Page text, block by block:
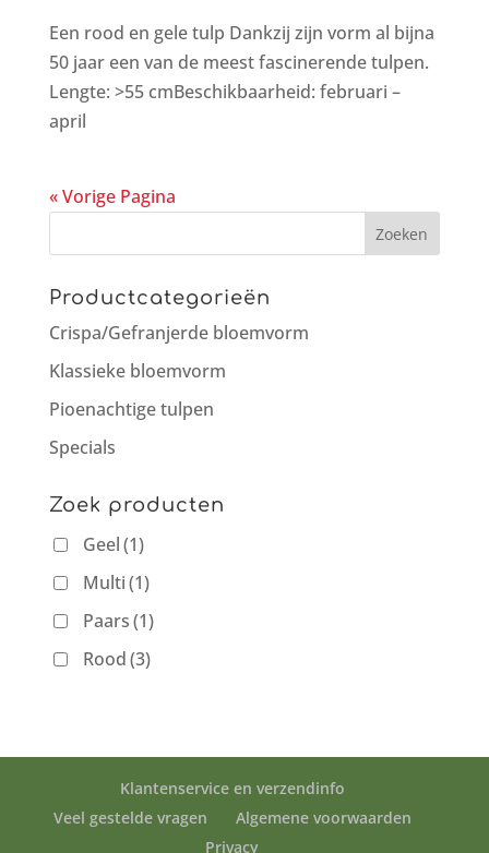
Een rood en gele tulp Dankzij zijn vorm al bijna
50 jaar een van de meest fascinerende tulpen.
Lengte: >55 cmBeschikbaarheid: februari –
april
« Vorige Pagina
Productcategorieën
Crispa/Gefranjerde bloemvorm
Klassieke bloemvorm
Pioenachtige tulpen
Specials
Zoek producten
Geel(1)
Multi(1)
Paars(1)
Rood(3)
Klantenservice en verzendinfo
Veel gestelde vragen
Algemene voorwaarden
Privacy